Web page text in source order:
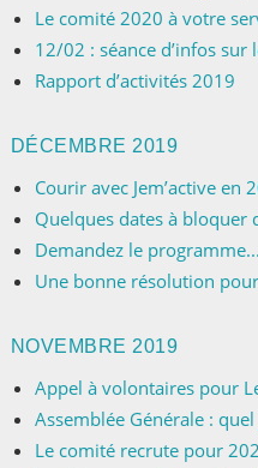
Le comité 2020 à votre
12/02 : séance d’infos sur
Rapport d’activités 2019
DÉCEMBRE 2019
Courir avec Jem’active en
Quelques dates à bloquer
Demandez le programme...
Une bonne résolution
NOVEMBRE 2019
Appel à volontaires pour
Assemblée Générale :
Le comité recrute pour